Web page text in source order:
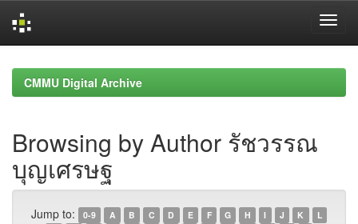
navigationCMMU Digital Archive
Browsing by Author รัชวรรณ
บุญเศรษฐ
Jump to: 0-9 A B C D E F G H I J K
L